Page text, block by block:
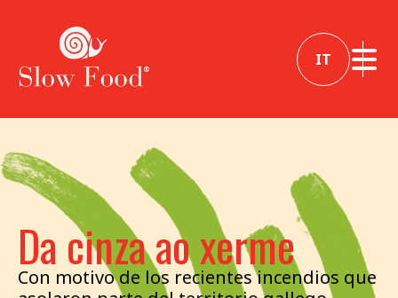
IT
Da cinza ao xerme
Con motivo de los recientes incendios que